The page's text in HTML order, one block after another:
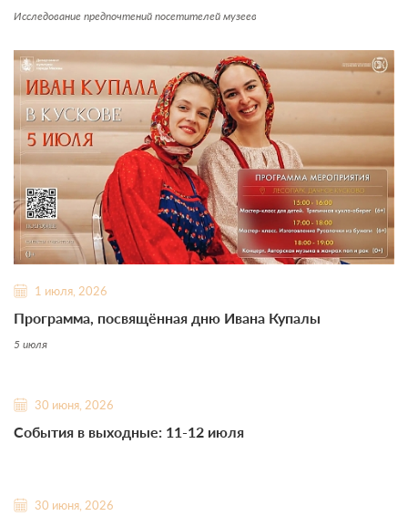
Исследование предпочтений посетителей музеев
1 июля, 2026
Программа, посвящённая дню Ивана Купалы
5 июля
30 июня, 2026
События в выходные: 11-12 июля
30 июня, 2026